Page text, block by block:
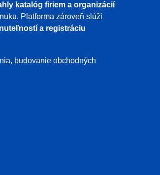
katalóg firiem a organizácií
Platforma zároveň slúži
a registráciu
budovanie obchodných